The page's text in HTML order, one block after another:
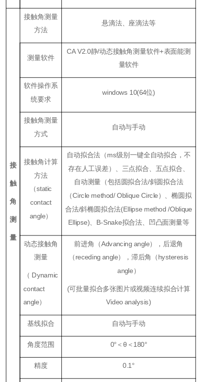
接
触
角
测
量
接触角测量
方法
悬滴法、座滴法等
测量软件
CA V2.0静/动态接触角测量软件+表面能测
量软件
软件操作系
统要求
windows 10(64位)
接触角测量
方式
自动与手动
接触角计算
方法
（static
contact
angle）
自动拟合法（ms级别一键全自动拟合，不
存在人工误差）、三点拟合、五点拟合、
自动测量（包括圆拟合法/斜圆拟合法
（Circle method/ Oblique Circle）、椭圆拟
合法/斜椭圆拟合法(Ellipse method /Oblique
Ellipse)、B-Snake拟合法、凹凸面测量等
动态接触角
测量
（Dynamic
contact
angle）
前进角（Advancing angle），后退角
（receding angle），滞后角（hysteresis
angle）
(可批量拟合多张图片或视频连续拟合计算
Video analysis)
基线拟合 自动与手动
角度范围 0°＜θ＜180°
精度 0.1°